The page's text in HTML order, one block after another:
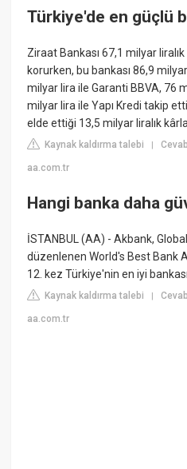
Türkiye'de en güçlü
Ziraat Bankası 67,1 milyar
korurken, bu bankası 86,9
milyar lira ile Garanti BBVA, 76
milyar lira ile Yapı Kredi takip
elde ettiği 13,5 milyar liralık
Kaynak kaldırma talebi |
aa.com.tr
Hangi banka daha
İSTANBUL (AA) - Akbank,
düzenlenen World's Best Bank
12. kez Türkiye'nin en iyi
Kaynak kaldırma talebi |
aa.com.tr